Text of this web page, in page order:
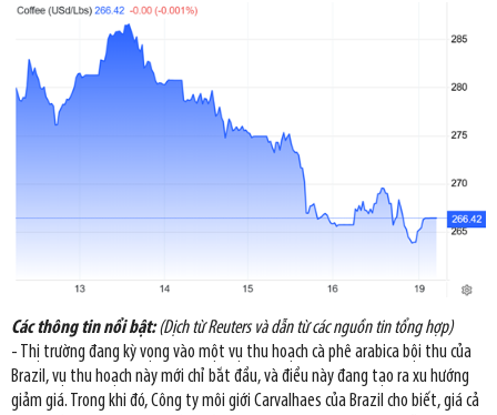
Các thông tin nổi bật:(Dịch từ Reuters và dẫn từ các nguồn tin tổng hợp)
- Thị trường đang kỳ vọng vào một vụ thu hoạch cà phê arabica bội thu của
Brazil, vụ thu hoạch này mới chỉ bắt đầu, và điều này đang tạo ra xu hướng
giảm giá. Trong khi đó, Công ty môi giới Carvalhaes của Brazil cho biết, giá cả